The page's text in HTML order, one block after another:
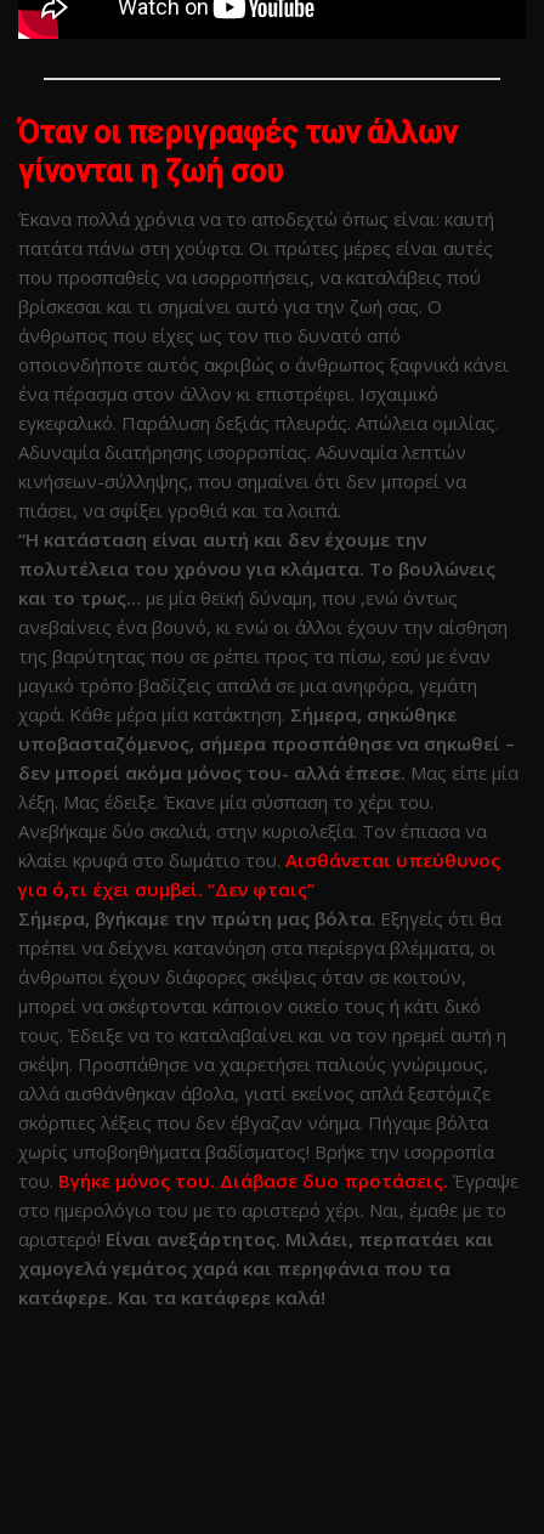
Όταν οι περιγραφές των άλλων
γίνονται η ζωή σου
Έκανα πολλά χρόνια να το αποδεχτώ όπως είναι: καυτή
πατάτα πάνω στη χούφτα. Οι πρώτες μέρες είναι αυτές
που προσπαθείς να ισορροπήσεις, να καταλάβεις πού
βρίσκεσαι και τι σημαίνει αυτό για την ζωή σας. Ο
άνθρωπος που είχες ως τον πιο δυνατό από
οποιονδήποτε αυτός ακριβώς ο άνθρωπος ξαφνικά κάνει
ένα πέρασμα στον άλλον κι επιστρέφει. Ισχαιμικό
εγκεφαλικό. Παράλυση δεξιάς πλευράς. Απώλεια ομιλίας.
Αδυναμία διατήρησης ισορροπίας. Αδυναμία λεπτών
κινήσεων-σύλληψης, που σημαίνει ότι δεν μπορεί να
πιάσει, να σφίξει γροθιά και τα λοιπά.
“Η κατάσταση είναι αυτή και δεν έχουμε την
πολυτέλεια του χρόνου για κλάματα. Το βουλώνεις
και το τρως… με μία θεϊκή δύναμη, που ,ενώ όντως
ανεβαίνεις ένα βουνό, κι ενώ οι άλλοι έχουν την αίσθηση
της βαρύτητας που σε ρέπει προς τα πίσω, εσύ με έναν
μαγικό τρόπο βαδίζεις απαλά σε μια ανηφόρα, γεμάτη
χαρά. Κάθε μέρα μία κατάκτηση. Σήμερα, σηκώθηκε
υποβασταζόμενος, σήμερα προσπάθησε να σηκωθεί –
δεν μπορεί ακόμα μόνος του- αλλά έπεσε. Μας είπε μία
λέξη. Μας έδειξε. Έκανε μία σύσπαση το χέρι του.
Ανεβήκαμε δύο σκαλιά, στην κυριολεξία. Τον έπιασα να
κλαίει κρυφά στο δωμάτιο του. Αισθάνεται υπεύθυνος
για ό,τι έχει συμβεί. “Δεν φταις”
Σήμερα, βγήκαμε την πρώτη μας βόλτα. Εξηγείς ότι θα
πρέπει να δείχνει κατανόηση στα περίεργα βλέμματα, οι
άνθρωποι έχουν διάφορες σκέψεις όταν σε κοιτούν,
μπορεί να σκέφτονται κάποιον οικείο τους ή κάτι δικό
τους. Έδειξε να το καταλαβαίνει και να τον ηρεμεί αυτή η
σκέψη. Προσπάθησε να χαιρετήσει παλιούς γνώριμους,
αλλά αισθάνθηκαν άβολα, γιατί εκείνος απλά ξεστόμιζε
σκόρπιες λέξεις που δεν έβγαζαν νόημα. Πήγαμε βόλτα
χωρίς υποβοηθήματα βαδίσματος! Βρήκε την ισορροπία
του. Βγήκε μόνος του. Διάβασε δυο προτάσεις. Έγραψε
στο ημερολόγιο του με το αριστερό χέρι. Ναι, έμαθε με το
αριστερό! Είναι ανεξάρτητος. Μιλάει, περπατάει και
χαμογελά γεμάτος χαρά και περηφάνια που τα
κατάφερε. Και τα κατάφερε καλά!